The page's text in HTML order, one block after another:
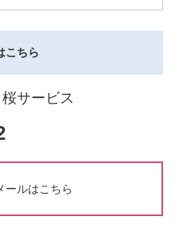
こちら
サービス
ールはこちら